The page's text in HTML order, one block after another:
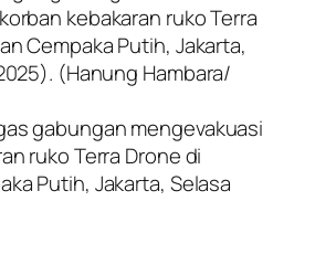
gabungan mengevakuasi
ruko Terra Drone di
Putih, Jakarta, Selasa